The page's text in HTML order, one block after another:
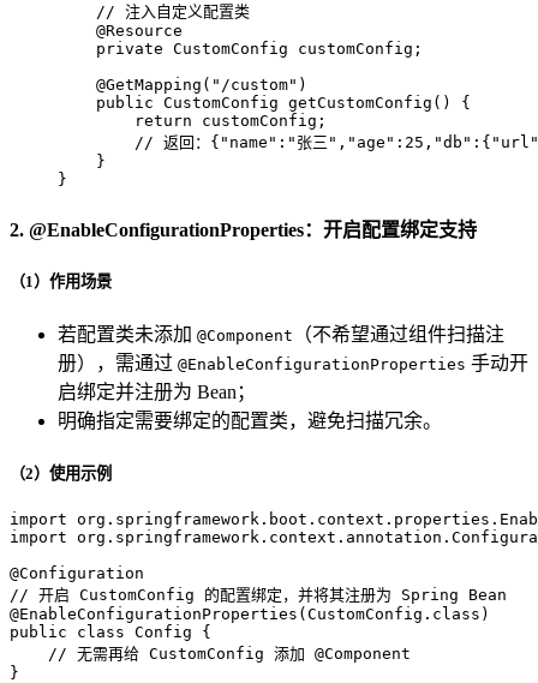
// 注入自定义配置类
@Resource
private CustomConfig customConfig;
@GetMapping("/custom")
public CustomConfig getCustomConfig ()
{
return customConfig;
// 返回：{"name":"张三
    }
}
2. @EnableConfigurationProperties：开启配置绑定支持
（1）作用场景
若配置类未添加 @Component
（不希望通过组件扫描注
册），需通过 @EnableConfigurationProperties 手动开
启绑定并注册为 Bean；
明确指定需要绑定的配置类，避免扫描冗余。
（2）使用示例
import
import
@Configuration
// 开启 CustomConfig 的配置绑定，并将其注册为 Spring Bean
@EnableConfigurationProperties(CustomConfig.class)
public
class Config {
// 无需再给 CustomConfig 添加 @Component
}